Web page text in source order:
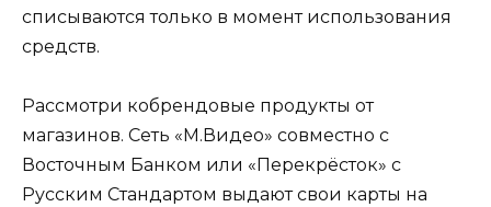
списываются только в момент использования
средств.
Рассмотри кобрендовые продукты от
магазинов. Сеть «М.Видео» совместно с
Восточным Банком или «Перекрёсток» с
Русским Стандартом выдают свои карты на